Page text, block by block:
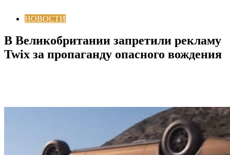
НОВОСТИ
В Великобритании запретили рекламу
Twix за пропаганду опасного вождения